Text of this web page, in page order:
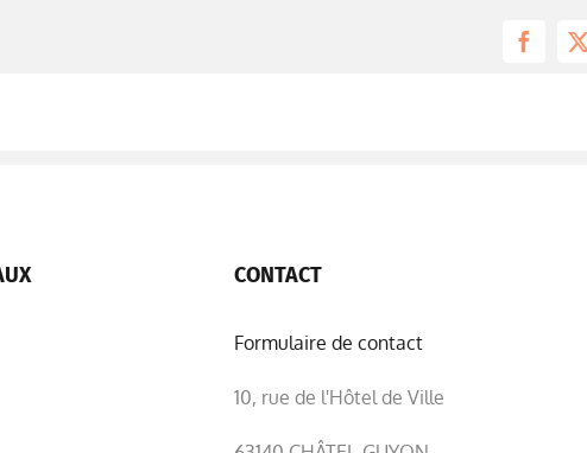
CONTACT
Formulaire de contact
10, rue de l'Hôtel de Ville